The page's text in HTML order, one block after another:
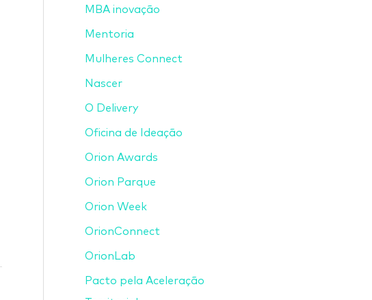
MBA inovação
Mentoria
Mulheres Connect
Nascer
O Delivery
Oficina de Ideação
Orion Awards
Orion Parque
Orion Week
OrionConnect
OrionLab
Pacto pela Aceleração